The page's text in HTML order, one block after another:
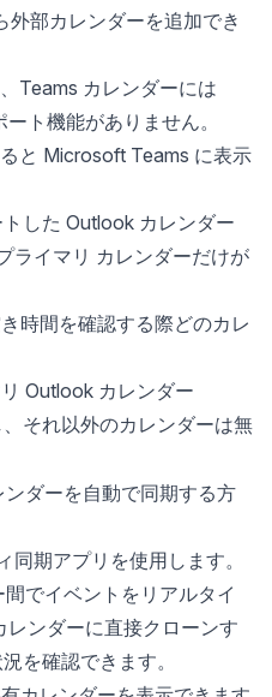
部カレンダーを追加でき
Teams カレンダーには
ト機能がありません。
と Microsoft Teams に表示
した Outlook カレンダー
ライマリ カレンダーだけが
時間を確認する際どのカレ
Outlook カレンダー
それ以外のカレンダーは無
ダーを自動で同期する方
期アプリを使用します。
でイベントをリアルタイ
レンダーに直接クローンす
を確認できます。